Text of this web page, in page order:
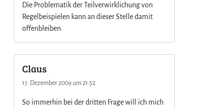
Die Problematik der Teilverwirklichung von
Regelbeispielen kann an dieser Stelle damit
offenbleiben.
Claus
17. Dezember 2009 um 21:52
So immerhin bei der dritten Frage will ich mich